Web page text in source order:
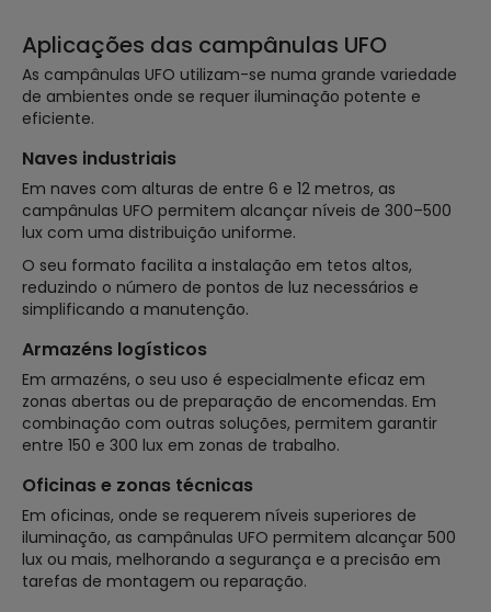
Aplicações das campânulas UFO
As campânulas UFO utilizam-se numa grande variedade
de ambientes onde se requer iluminação potente e
eficiente.
Naves industriais
Em naves com alturas de entre 6 e 12 metros, as
campânulas UFO permitem alcançar níveis de 300–500
lux com uma distribuição uniforme.
O seu formato facilita a instalação em tetos altos,
reduzindo o número de pontos de luz necessários e
simplificando a manutenção.
Armazéns logísticos
Em armazéns, o seu uso é especialmente eficaz em
zonas abertas ou de preparação de encomendas. Em
combinação com outras soluções, permitem garantir
entre 150 e 300 lux em zonas de trabalho.
Oficinas e zonas técnicas
Em oficinas, onde se requerem níveis superiores de
iluminação, as campânulas UFO permitem alcançar 500
lux ou mais, melhorando a segurança e a precisão em
tarefas de montagem ou reparação.